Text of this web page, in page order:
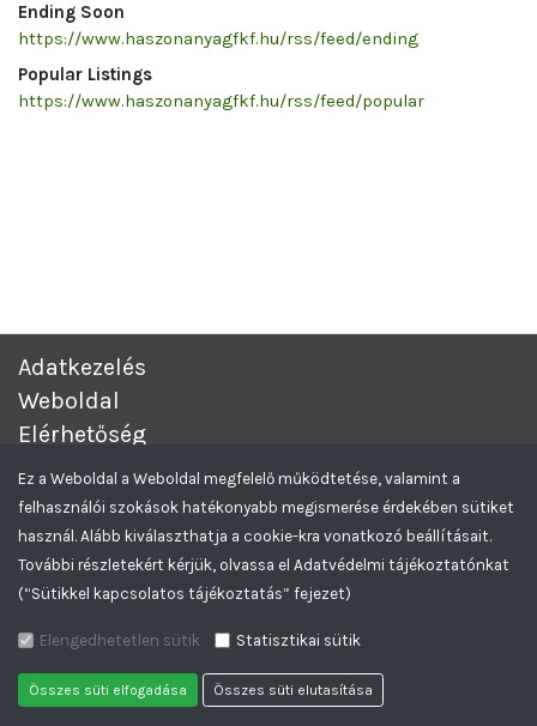
Ending Soon
https://www.haszonanyagfkf.hu/rss/feed/ending
Popular Listings
https://www.haszonanyagfkf.hu/rss/feed/popular
Adatkezelés
Weboldal
Elérhetőség
Minden Jog Fenntartva.
Greencomp Tendereztető rendszer
Feliratkozom az Aukciós hírlevelekre
Ez a Weboldal a Weboldal megfelelő működtetése, valamint a
felhasználói szokások hatékonyabb megismerése érdekében sütiket
használ. Alább kiválaszthatja a cookie-kra vonatkozó beállításait.
További részletekért kérjük, olvassa el Adatvédelmi tájékoztatónkat
(“Sütikkel kapcsolatos tájékoztatás” fejezet)
Elengedhetetlen sütik Statisztikai sütik
Összes süti elfogadása Összes süti elutasítása